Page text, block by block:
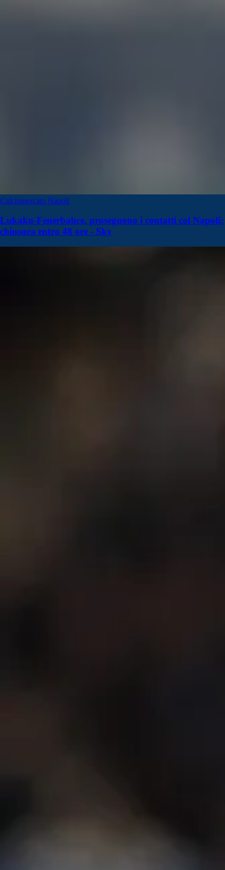
Calciomercato Napoli
Lukaku-Fenerbahce, proseguono i contatti col Napoli:
chiusura entro 48 ore - Sky